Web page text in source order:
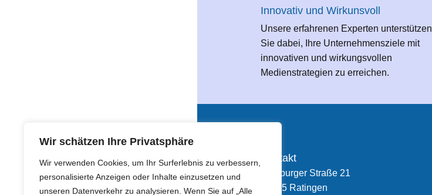
Wir schätzen Ihre Privatsphäre
Wir verwenden Cookies, um Ihr Surferlebnis zu verbessern,
personalisierte Anzeigen oder Inhalte einzusetzen und
unseren Datenverkehr zu analysieren. Wenn Sie auf „Alle
Innovativ und Wirkunsvoll
Unsere erfahrenen Experten unterstützen
Sie dabei, Ihre Unternehmensziele mit
innovativen und wirkungsvollen
Medienstrategien zu erreichen.
design by Homepage Design Ratingen Kontakt
Duisburger Straße 21
40885 Ratingen